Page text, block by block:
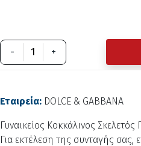
- +
Εταιρεία: DOLCE & GABBANA
Γυναικείος Κοκκάλινος
Για εκτέλεση της συνταγής σας,